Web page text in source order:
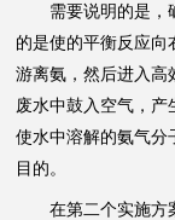
需要说明的是，碱
的是使的平衡反应向
游离氨，然后进入高
废水中鼓入空气，产
使水中溶解的氨气分
目的。
在第二个实施方案